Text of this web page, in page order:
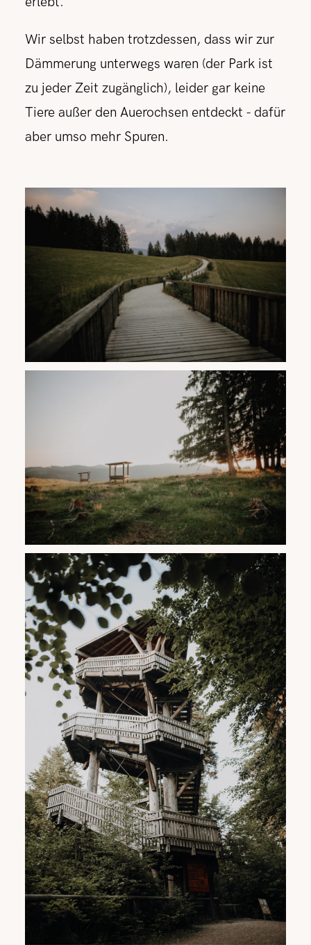
Wir selbst haben trotzdessen, dass wir zur
Dämmerung unterwegs waren (der Park ist
zu jeder Zeit zugänglich), leider gar keine
Tiere außer den Auerochsen entdeckt - dafür
aber umso mehr Spuren.